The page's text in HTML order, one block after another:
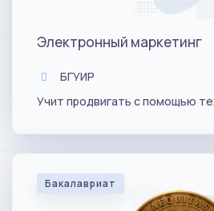
Электронный маркетинг
БГУИР
Учит продвигать с помощью
Бакалавриат